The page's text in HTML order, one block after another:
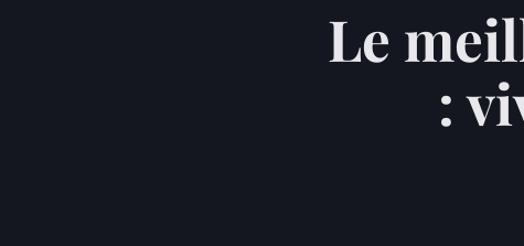
Le
: